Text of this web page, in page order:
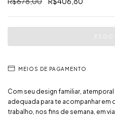
MEIOS DE PAGAMENTO
Com seu design familiar,
adequada para te acompanhar
trabalho, nos fins de semana, em